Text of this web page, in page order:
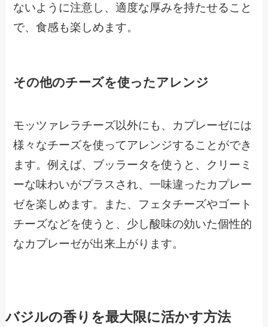
ないように注意し、適度な厚みを持たせること
で、食感も楽しめます。
その他のチーズを使ったアレンジ
モッツァレラチーズ以外にも、カプレーゼには
様々なチーズを使ってアレンジすることができ
ます。例えば、ブッラータを使うと、クリーミ
ーな味わいがプラスされ、一味違ったカプレー
ゼを楽しめます。また、フェタチーズやゴート
チーズなどを使うと、少し酸味の効いた個性的
なカプレーゼが出来上がります。
バジルの香りを最大限に活かす方法